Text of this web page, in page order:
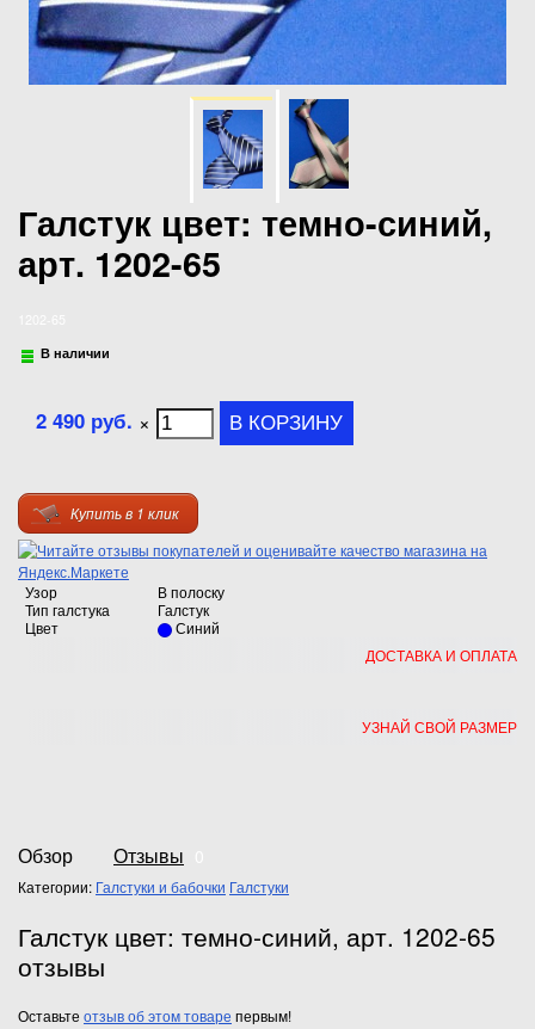
Галстук цвет: темно-синий,
арт. 1202-65
В наличии
2 490 руб. ×
Купить в 1 клик
Узор
В полоску
Тип галстука
Галстук
Цвет
Синий
ДОСТАВКА И ОПЛАТА
УЗНАЙ СВОЙ РАЗМЕР
Обзор Отзывы
Категории: Галстуки и бабочки Галстуки
Галстук цвет: темно-синий, арт. 1202-65
отзывы
Оставьте отзыв об этом товаре первым!